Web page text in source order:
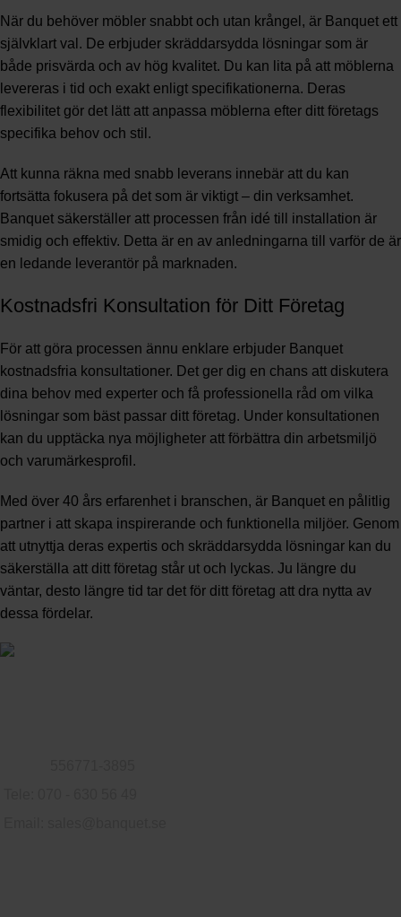
När du behöver möbler snabbt och utan krångel, är Banquet ett
självklart val. De erbjuder skräddarsydda lösningar som är
både prisvärda och av hög kvalitet. Du kan lita på att möblerna
levereras i tid och exakt enligt specifikationerna. Deras
flexibilitet gör det lätt att anpassa möblerna efter ditt företags
specifika behov och stil.
Att kunna räkna med snabb leverans innebär att du kan
fortsätta fokusera på det som är viktigt – din verksamhet.
Banquet säkerställer att processen från idé till installation är
smidig och effektiv. Detta är en av anledningarna till varför de är
en ledande leverantör på marknaden.
Kostnadsfri Konsultation för Ditt Företag
För att göra processen ännu enklare erbjuder Banquet
kostnadsfria konsultationer. Det ger dig en chans att diskutera
dina behov med experter och få professionella råd om vilka
lösningar som bäst passar ditt företag. Under konsultationen
kan du upptäcka nya möjligheter att förbättra din arbetsmiljö
och varumärkesprofil.
Med över 40 års erfarenhet i branschen, är Banquet en pålitlig
partner i att skapa inspirerande och funktionella miljöer. Genom
att utnyttja deras expertis och skräddarsydda lösningar kan du
säkerställa att ditt företag står ut och lyckas. Ju längre du
väntar, desto längre tid tar det för ditt företag att dra nytta av
dessa fördelar.